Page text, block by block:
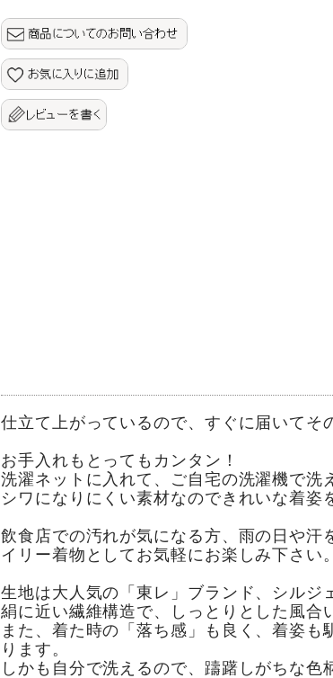
仕立て上がっているので、すぐに届いてそ
お手入れもとってもカンタン！
洗濯ネットに入れて、ご自宅の洗濯機で洗
シワになりにくい素材なのできれいな着姿
飲食店での汚れが気になる方、雨の日や
イリー着物としてお気軽にお楽しみ下さい。
生地は大人気の「東レ」ブランド、シルジ
絹に近い繊維構造で、しっとりとした風合
また、着た時の「落ち感」も良く、着姿
ります。
しかも自分で洗えるので、躊躇しがちな色